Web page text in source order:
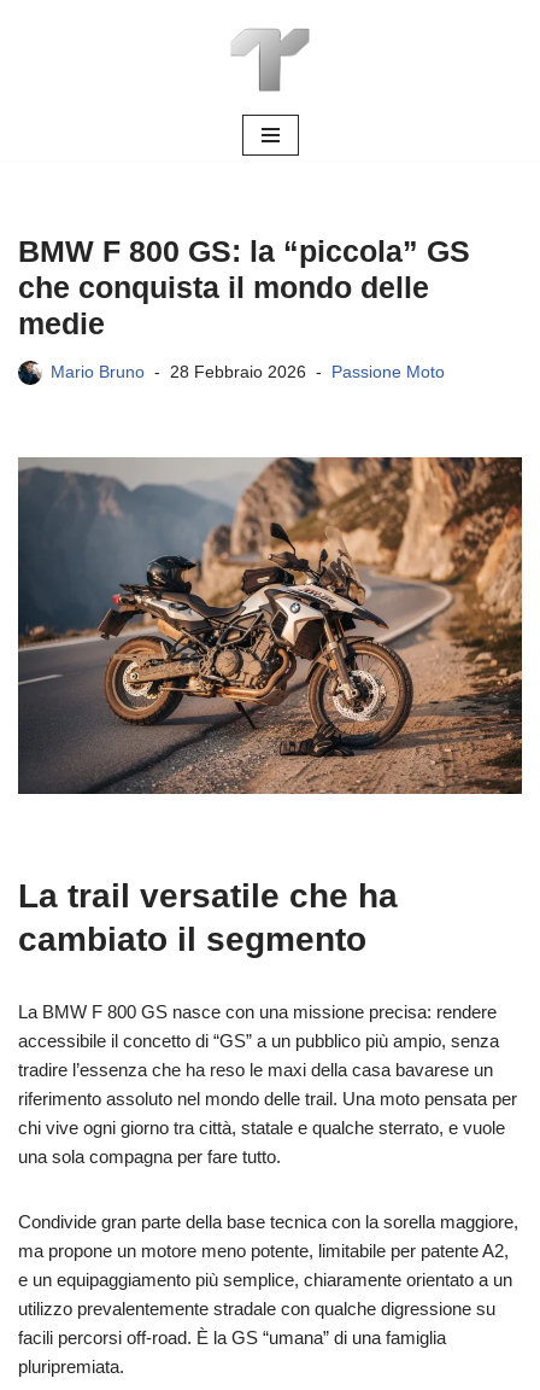
BMW F 800 GS: la “piccola” GS
che conquista il mondo delle
medie
Mario Bruno 28 Febbraio 2026 Passione Moto
La trail versatile che ha
cambiato il segmento
La BMW F 800 GS nasce con una missione precisa: rendere
accessibile il concetto di “GS” a un pubblico più ampio, senza
tradire l’essenza che ha reso le maxi della casa bavarese un
riferimento assoluto nel mondo delle trail. Una moto pensata per
chi vive ogni giorno tra città, statale e qualche sterrato, e vuole
una sola compagna per fare tutto.
Condivide gran parte della base tecnica con la sorella maggiore,
ma propone un motore meno potente, limitabile per patente A2,
e un equipaggiamento più semplice, chiaramente orientato a un
utilizzo prevalentemente stradale con qualche digressione su
facili percorsi off-road. È la GS “umana” di una famiglia
pluripremiata.